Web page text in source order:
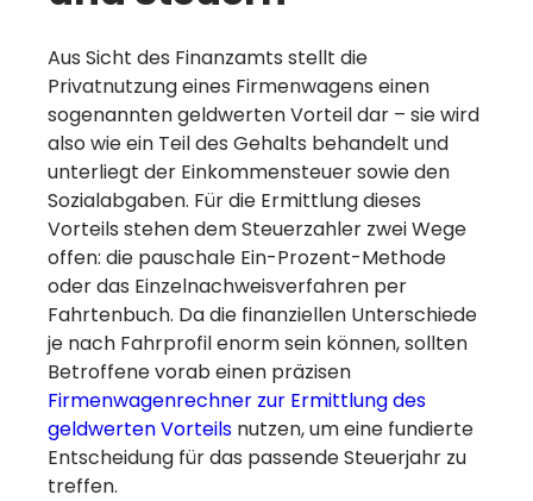
Aus Sicht des Finanzamts stellt die
Privatnutzung eines Firmenwagens einen
sogenannten geldwerten Vorteil dar – sie wird
also wie ein Teil des Gehalts behandelt und
unterliegt der Einkommensteuer sowie den
Sozialabgaben. Für die Ermittlung dieses
Vorteils stehen dem Steuerzahler zwei Wege
offen: die pauschale Ein-Prozent-Methode
oder das Einzelnachweisverfahren per
Fahrtenbuch. Da die finanziellen Unterschiede
je nach Fahrprofil enorm sein können, sollten
Betroffene vorab einen präzisen
Firmenwagenrechner zur Ermittlung des
geldwerten Vorteils nutzen, um eine fundierte
Entscheidung für das passende Steuerjahr zu
treffen.